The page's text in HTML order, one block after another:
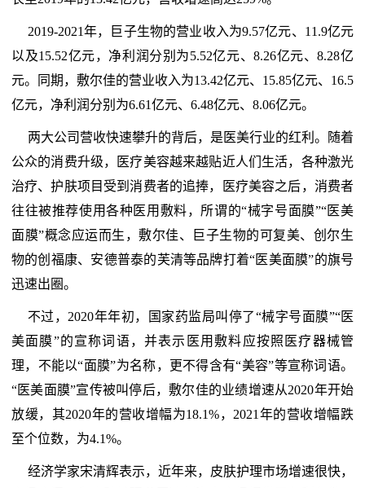
2019-2021年，巨子生物的营业收入为9.57亿元、11.9亿元
以及15.52亿元，净利润分别为5.52亿元、8.26亿元、8.28亿
元。同期，敷尔佳的营业收入为13.42亿元、15.85亿元、16.5
亿元，净利润分别为6.61亿元、6.48亿元、8.06亿元。
两大公司营收快速攀升的背后，是医美行业的红利。随着
公众的消费升级，医疗美容越来越贴近人们生活，各种激光
治疗、护肤项目受到消费者的追捧，医疗美容之后，消费者
往往被推荐使用各种医用敷料，所谓的“械字号面膜”“医美
面膜”概念应运而生，敷尔佳、巨子生物的可复美、创尔生
物的创福康、安德普泰的芙清等品牌打着“医美面膜”的旗号
迅速出圈。
不过，2020年年初，国家药监局叫停了“械字号面膜”“医
美面膜”的宣称词语，并表示医用敷料应按照医疗器械管
理，不能以“面膜”为名称，更不得含有“美容”等宣称词语。
“医美面膜”宣传被叫停后，敷尔佳的业绩增速从2020年开始
放缓，其2020年的营收增幅为18.1%，2021年的营收增幅跌
至个位数，为4.1%。
经济学家宋清辉表示，近年来，皮肤护理市场增速很快，